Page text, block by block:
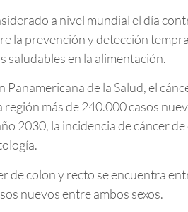
a nivel mundial el día
la prevención y detección
saludables en la alimentación.
Panamericana de la Salud, el
región más de 240.000 casos
2030, la incidencia de cáncer
de colon y recto se encuentra
nuevos entre ambos sexos.